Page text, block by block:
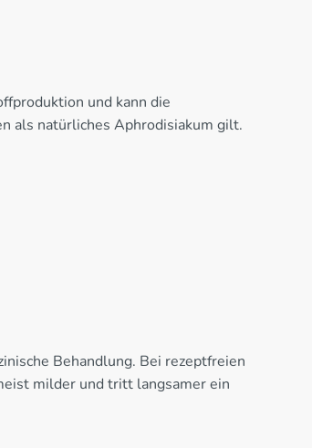
und kann die
als natürliches Aphrodisiakum gilt.
Behandlung. Bei rezeptfreien
milder und tritt langsamer ein